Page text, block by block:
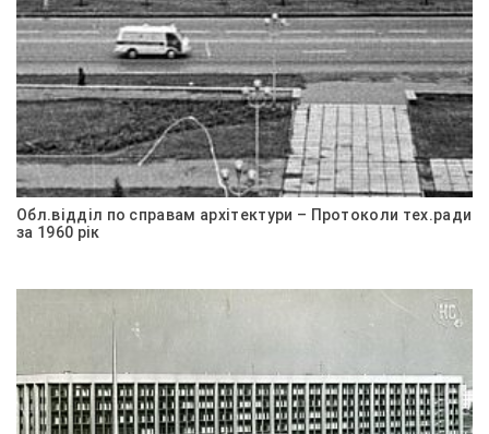
Обл.відділ по справам архітектури – Протоколи тех.ради
за 1960 рік